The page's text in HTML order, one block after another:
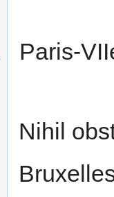
Paris-
Nihil